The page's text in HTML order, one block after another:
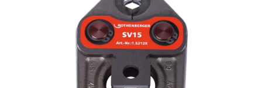
⭐ NEJLÉPE HODNOCENÉ